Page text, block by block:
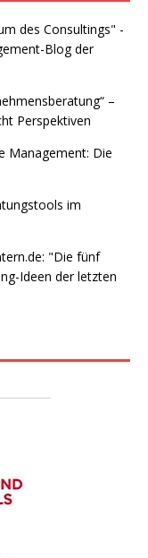
des Consultings" -
Blog der
–
Perspektiven
Management: Die
im
"Die fünf
Ideen der letzten